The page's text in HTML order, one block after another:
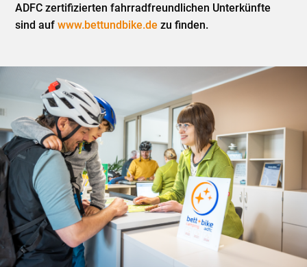
ADFC zertifizierten fahrradfreundlichen Unterkünfte
sind aufwww.bettundbike.de zu finden.